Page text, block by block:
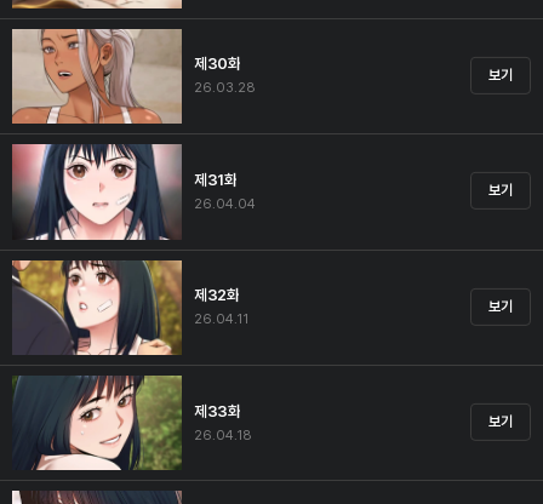
제30화
26.03.28
보기
제31화
26.04.04
보기
제32화
26.04.11
보기
제33화
26.04.18
보기